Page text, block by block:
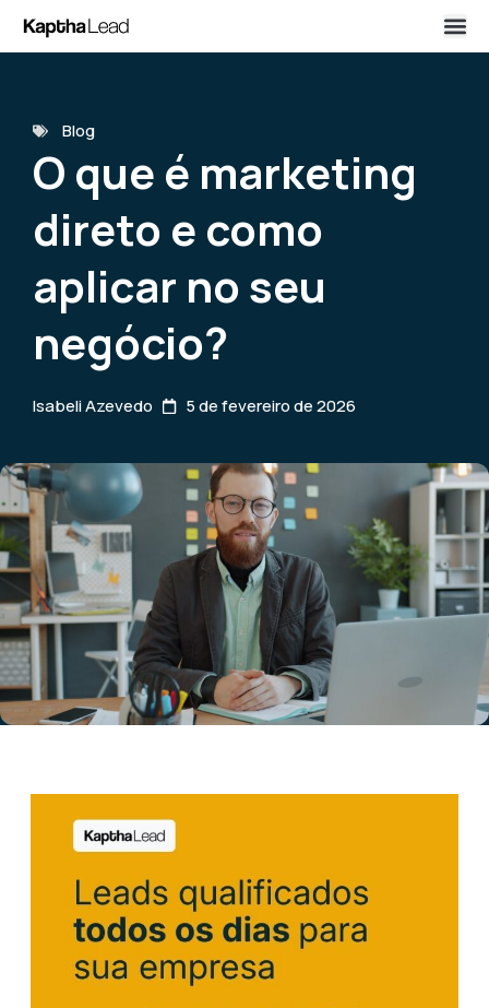
Blog
O que é marketing
direto e como
aplicar no seu
negócio?
Isabeli Azevedo 5 de fevereiro de 2026